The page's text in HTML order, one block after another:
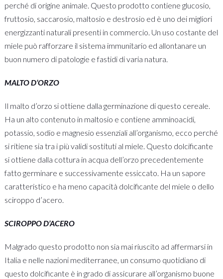
perché di origine animale. Questo prodotto contiene glucosio,
fruttosio, saccarosio, maltosio e destrosio ed è uno dei migliori
energizzanti naturali presenti in commercio. Un uso costante del
miele può rafforzare il sistema immunitario ed allontanare un
buon numero di patologie e fastidi di varia natura.
MALTO D’ORZO
Il malto d’orzo si ottiene dalla germinazione di questo cereale.
Ha un alto contenuto in maltosio e contiene amminoacidi,
potassio, sodio e magnesio essenziali all’organismo, ecco perché
si ritiene sia tra i più validi sostituti al miele. Questo dolcificante
si ottiene dalla cottura in acqua dell’orzo precedentemente
fatto germinare e successivamente essiccato. Ha un sapore
caratteristico e ha meno capacità dolcificante del miele o dello
sciroppo d’acero.
SCIROPPO D’ACERO
Malgrado questo prodotto non sia mai riuscito ad affermarsi in
Italia e nelle nazioni mediterranee, un consumo quotidiano di
questo dolcificante è in grado di assicurare all’organismo buone